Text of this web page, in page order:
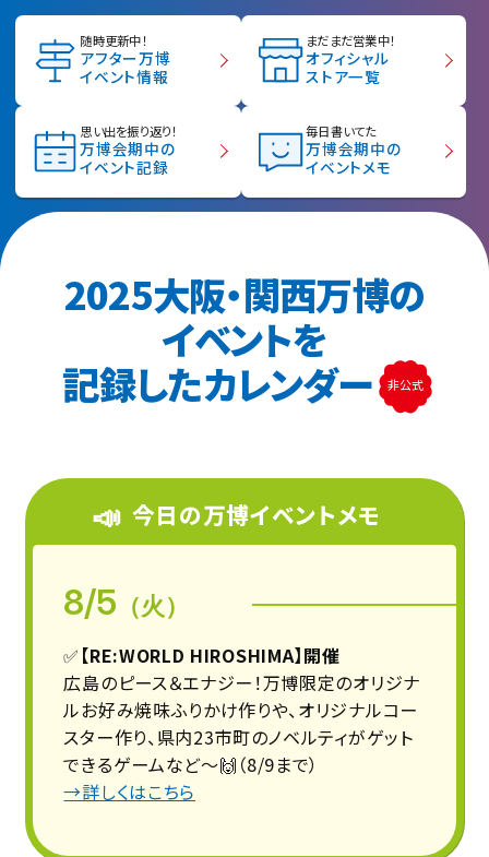
随時更新中！
アフター万博
イベント情報
まだまだ営業中！
オフィシャル
ストア一覧
思い出を振り返り！
万博会期中の
イベント記録
毎日書いてた
万博会期中の
イベントメモ
2025大阪・関西万博の
イベントを
記録したカレンダー 非公式
📣 今日の万博イベントメモ
8/5 （火）
✅ 【RE:WORLD HIROSHIMA】開催
広島のピース＆エナジー！万博限定のオリジナ
ルお好み焼味ふりかけ作りや、オリジナルコー
スター作り、県内23市町のノベルティがゲット
できるゲームなど〜🙌（8/9まで）
→詳しくはこちら